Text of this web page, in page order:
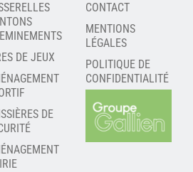
DE JEUX
DE
CONTACT
MENTIONS
LÉGALES
POLITIQUE DE
CONFIDENTIALITÉ